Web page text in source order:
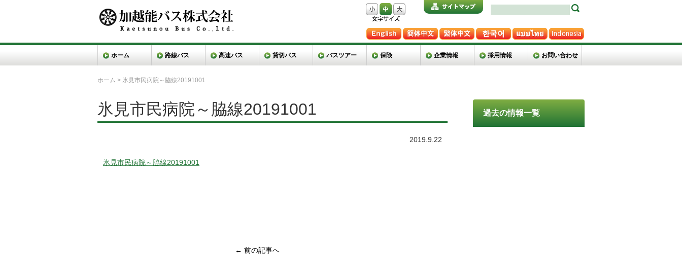
ホーム 路線バス 高速バス 貸切バス バスツアー 保険 企業情報 採用情報 お問い合わせ
ホーム > 氷見市民病院～脇線20191001
過去の情報一覧
氷見市民病院～脇線20191001
2019.9.22
氷見市民病院～脇線20191001
← 前の記事へ